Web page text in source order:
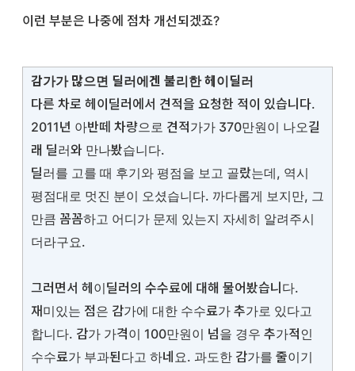
이런 부분은 나중에 점차 개선되겠죠?
감가가 많으면 딜러에겐 불리한 헤이딜러
다른 차로 헤이딜러에서 견적을 요청한 적이 있습니다.
2011년 아반떼 차량으로 견적가가 370만원이 나오길
래 딜러와 만나봤습니다.
딜러를 고를 때 후기와 평점을 보고 골랐는데, 역시
평점대로 멋진 분이 오셨습니다. 까다롭게 보지만, 그
만큼 꼼꼼하고 어디가 문제 있는지 자세히 알려주시
더라구요.
그러면서 헤이딜러의 수수료에 대해 물어봤습니다.
재미있는 점은 감가에 대한 수수료가 추가로 있다고
합니다. 감가 가격이 100만원이 넘을 경우 추가적인
수수료가 부과된다고 하네요. 과도한 감가를 줄이기